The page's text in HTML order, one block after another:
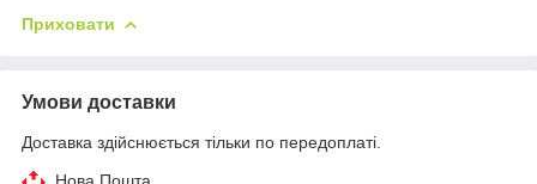
Приховати
Умови доставки
Доставка здійснюється тільки по передоплаті.
Нова Пошта